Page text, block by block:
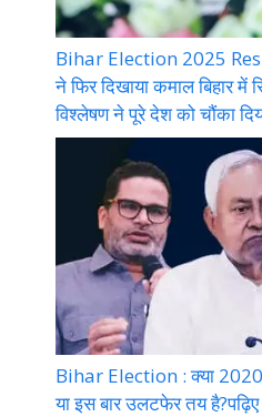
Bihar Election 2025
ने फिर दिखाया कमाल बिहार में
विश्लेषण ने पूरे देश को चौंका
Bihar Election : क्या 2020
या इस बार उलटफेर तय